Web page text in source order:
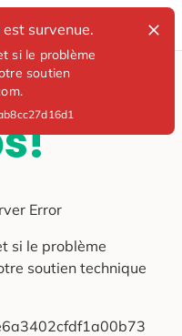
survenue.
si le problème
soutien
Error
si le problème
soutien technique